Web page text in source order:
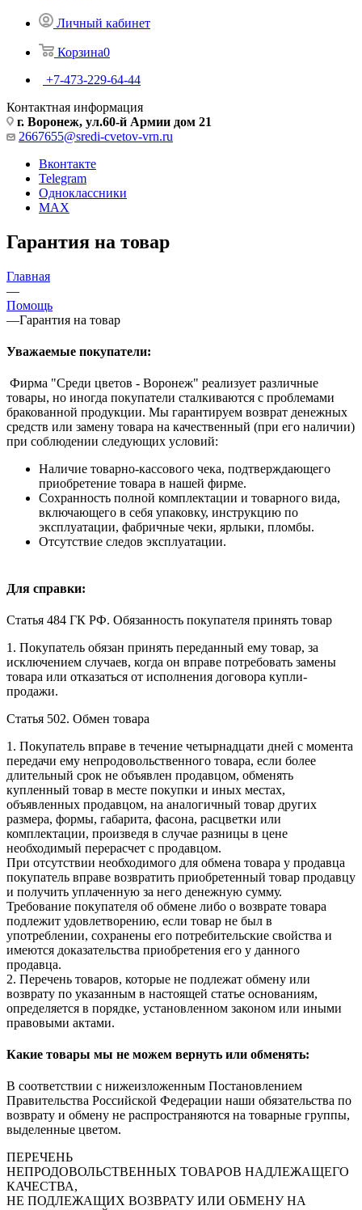
Личный кабинет
Корзина0
+7-473-229-64-44
Контактная информация
г. Воронеж, ул.60-й Армии дом 21
2667655@sredi-cvetov-vrn.ru
Вконтакте
Telegram
Одноклассники
MAX
Гарантия на товар
Главная
—
Помощь
—Гарантия на товар
Уважаемые покупатели:
Фирма "Среди цветов - Воронеж" реализует различные
товары, но иногда покупатели сталкиваются с проблемами
бракованной продукции. Мы гарантируем возврат денежных
средств или замену товара на качественный (при его наличии)
при соблюдении следующих условий:
Наличие товарно-кассового чека, подтверждающего
приобретение товара в нашей фирме.
Сохранность полной комплектации и товарного вида,
включающего в себя упаковку, инструкцию по
эксплуатации, фабричные чеки, ярлыки, пломбы.
Отсутствие следов эксплуатации.
Для справки:
Статья 484 ГК РФ. Обязанность покупателя принять товар
1. Покупатель обязан принять переданный ему товар, за
исключением случаев, когда он вправе потребовать замены
товара или отказаться от исполнения договора купли-
продажи.
Статья 502. Обмен товара
1. Покупатель вправе в течение четырнадцати дней с момента
передачи ему непродовольственного товара, если более
длительный срок не объявлен продавцом, обменять
купленный товар в месте покупки и иных местах,
объявленных продавцом, на аналогичный товар других
размера, формы, габарита, фасона, расцветки или
комплектации, произведя в случае разницы в цене
необходимый перерасчет с продавцом.
При отсутствии необходимого для обмена товара у продавца
покупатель вправе возвратить приобретенный товар продавцу
и получить уплаченную за него денежную сумму.
Требование покупателя об обмене либо о возврате товара
подлежит удовлетворению, если товар не был в
употреблении, сохранены его потребительские свойства и
имеются доказательства приобретения его у данного
продавца.
2. Перечень товаров, которые не подлежат обмену или
возврату по указанным в настоящей статье основаниям,
определяется в порядке, установленном законом или иными
правовыми актами.
Какие товары мы не можем вернуть или обменять:
В соответствии с нижеизложенным Постановлением
Правительства Российской Федерации наши обязательства по
возврату и обмену не распространяются на товарные группы,
выделенные цветом.
ПЕРЕЧЕНЬ
НЕПРОДОВОЛЬСТВЕННЫХ ТОВАРОВ НАДЛЕЖАЩЕГО
КАЧЕСТВА,
НЕ ПОДЛЕЖАЩИХ ВОЗВРАТУ ИЛИ ОБМЕНУ НА